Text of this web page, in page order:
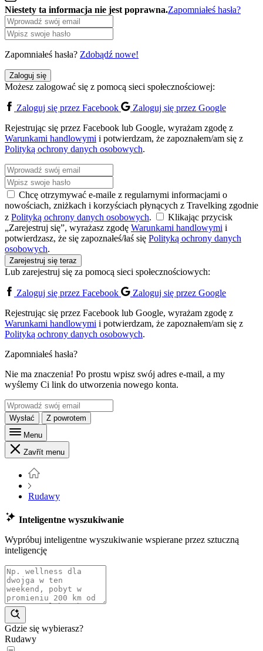
Niestety ta informacja nie jest poprawna.Zapomniałeś hasła?
Zapomniałeś hasła? Zdobądź nowe!
Zaloguj się
Możesz zalogować się z pomocą sieci społecznościowej:
Zaloguj się przez Facebook
Zaloguj się przez Google
Rejestrując się przez Facebook lub Google, wyrażam zgodę z
Warunkami handlowymi i potwierdzam, że zapoznałem/am się z
Polityką ochrony danych osobowych.
Chcę otrzymywać e-maile z regularnymi informacjami o
nowościach, zniżkach i korzyściach płynących z Travelking zgodnie
z Polityką ochrony danych osobowych.
Klikając przycisk
„Zarejestruj się”, wyrażasz zgodę Warunkami handlowymi i
potwierdzasz, że się zapoznałeś/łaś się Polityką ochrony danych
osobowych.
Zarejestruj się teraz
Lub zarejestruj się za pomocą sieci społecznościowych:
Zaloguj się przez Facebook
Zaloguj się przez Google
Rejestrując się przez Facebook lub Google, wyrażam zgodę z
Warunkami handlowymi i potwierdzam, że zapoznałem/am się z
Polityką ochrony danych osobowych.
Zapomniałeś hasła?
Nie ma znaczenia! Po prostu wpisz swój adres e-mail, a my
wyślemy Ci link do utworzenia nowego konta.
Wysłać
Z powrotem
Menu
Zavřít menu
Rudawy
Inteligentne wyszukiwanie
Wypróbuj inteligentne wyszukiwanie wspierane przez sztuczną
inteligencję
Gdzie się wybierasz?
Rudawy